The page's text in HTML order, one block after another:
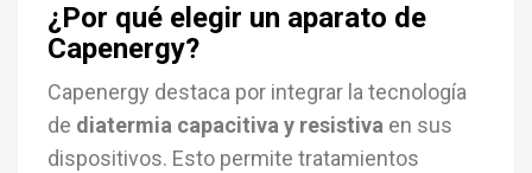
¿Por qué elegir un aparato de
Capenergy?
Capenergy destaca por integrar la tecnología
de diatermia capacitiva y resistiva en sus
dispositivos. Esto permite tratamientos